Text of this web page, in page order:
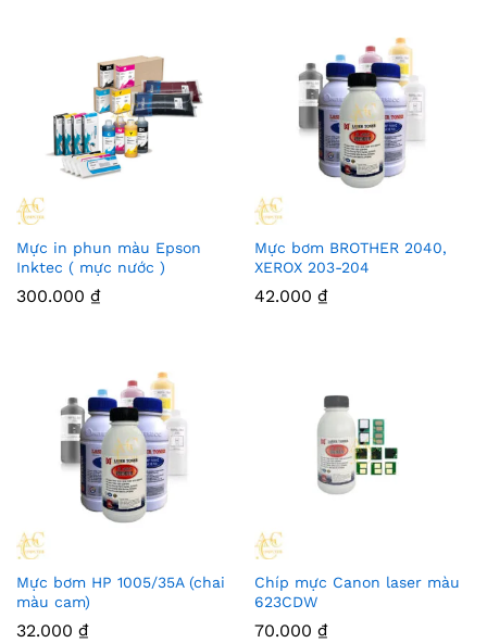
Mực in phun màu Epson
Inktec ( mực nước )
300.000 ₫
Mực bơm BROTHER 2040,
XEROX 203-204
42.000 ₫
Mực bơm HP 1005/35A (chai
màu cam)
32.000 ₫
Chíp mực Canon laser màu
623CDW
70.000 ₫